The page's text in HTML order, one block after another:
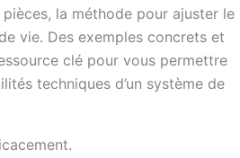
la méthode pour ajuster le
vie. Des exemples concrets et
clé pour vous permettre
techniques d’un système de